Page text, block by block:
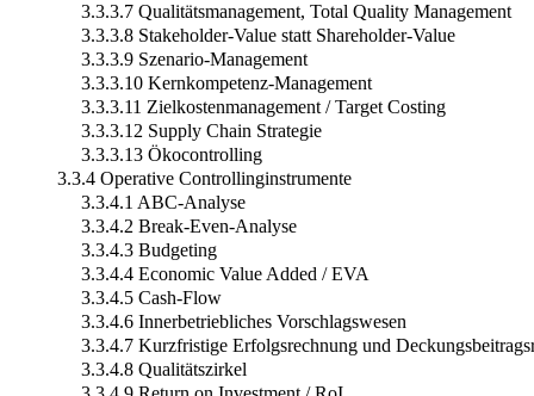
3.3.3.7 Qualitätsmanagement, Total Quality Management
3.3.3.8 Stakeholder-Value statt Shareholder-Value
3.3.3.9 Szenario-Management
3.3.3.10 Kernkompetenz-Management
3.3.3.11 Zielkostenmanagement / Target Costing
3.3.3.12 Supply Chain Strategie
3.3.3.13 Ökocontrolling
3.3.4 Operative Controllinginstrumente
3.3.4.1 ABC-Analyse
3.3.4.2 Break-Even-Analyse
3.3.4.3 Budgeting
3.3.4.4 Economic Value Added / EVA
3.3.4.5 Cash-Flow
3.3.4.6 Innerbetriebliches Vorschlagswesen
3.3.4.7 Kurzfristige Erfolgsrechnung und
3.3.4.8 Qualitätszirkel